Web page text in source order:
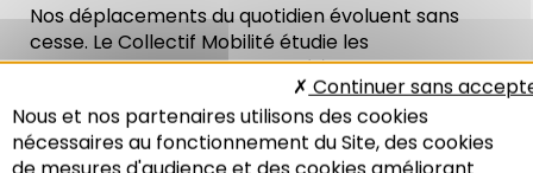
Nos déplacements du quotidien évoluent sans
cesse. Le Collectif Mobilité étudie les
transformations de la mobilité à travers des
Votre avis compte ! Répondez à l’enquête du
Nous et nos partenaires utilisons des cookies
nécessaires au fonctionnement du Site, des cookies
Continuer sans